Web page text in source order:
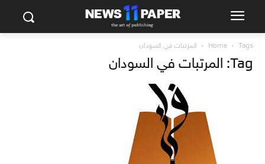
Home Tags المرتبات في السودان
Tag: المرتبات في السودان